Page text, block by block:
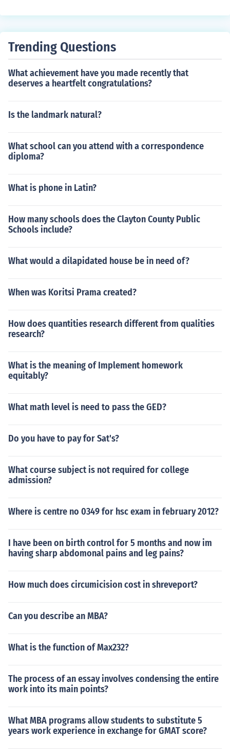
Trending Questions
What achievement have you made recently that
deserves a heartfelt congratulations?
Is the landmark natural?
What school can you attend with a correspondence
diploma?
What is phone in Latin?
How many schools does the Clayton County Public
Schools include?
What would a dilapidated house be in need of?
When was Koritsi Prama created?
How does quantities research different from qualities
research?
What is the meaning of Implement homework
equitably?
What math level is need to pass the GED?
Do you have to pay for Sat's?
What course subject is not required for college
admission?
Where is centre no 0349 for hsc exam in february 2012?
I have been on birth control for 5 months and now im
having sharp abdomonal pains and leg pains?
How much does circumicision cost in shreveport?
Can you describe an MBA?
What is the function of Max232?
The process of an essay involves condensing the entire
work into its main points?
What MBA programs allow students to substitute 5
years work experience in exchange for GMAT score?